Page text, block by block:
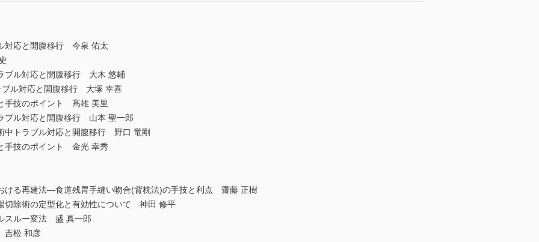
対応と開腹移行 今泉 佑太
ブル対応と開腹移行 大木 悠輔
ブル対応と開腹移行 大塚 幸喜
手技のポイント 髙雄 美里
ブル対応と開腹移行 山本 聖一郎
中トラブル対応と開腹移行 野口 竜剛
手技のポイント 金光 幸秀
ける再建法―食道残胃手縫い吻合(背枕法)の手技と利点 齋藤 正樹
切除術の定型化と有効性について 神田 修平
スルー変法 盛 真一郎
吉松 和彦